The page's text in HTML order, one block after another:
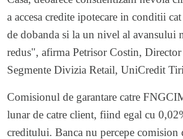
a accesa credite ipotecare in conditii
de dobanda si la un nivel al avansului
redus", afirma Petrisor Costin,
Segmente Divizia Retail, UniCredit
Comisionul de garantare catre
lunar de catre client, fiind egal cu
creditului. Banca nu percepe comision